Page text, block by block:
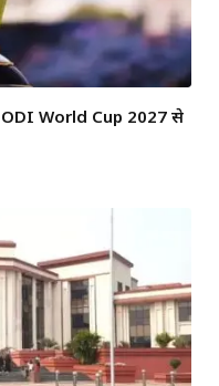
ODI World Cup 2027 से